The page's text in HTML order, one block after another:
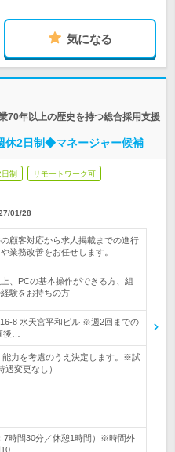
気になる
70年以上の歴史を持つ総合採用支援
休2日制◆マネージャー候補
制 リモートワーク可
01/28
顧客対応から求人掲載までの進行
業務改善をお任せします。
、PCの基本操作ができる方、組
験をお持ちの方
8 水天宮平和ビル ※週2回までの
後…
力を考慮のうえ決定します。※試
遇変更なし）
7時間30分／休憩1時間）※時間外